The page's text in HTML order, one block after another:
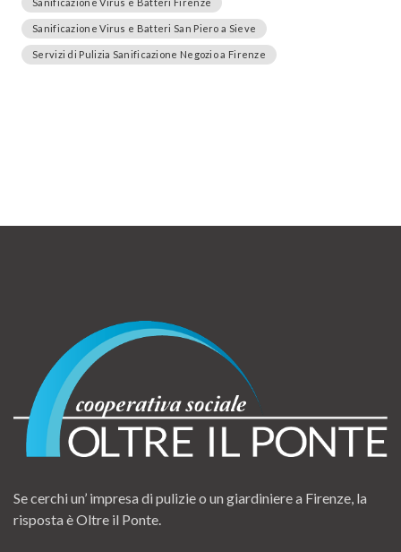
Sanificazione Virus e Batteri San Piero a Sieve
Servizi di Pulizia Sanificazione Negozio a Firenze
Se cerchi un’ impresa di pulizie o un giardiniere a Firenze, la
risposta è Oltre il Ponte.